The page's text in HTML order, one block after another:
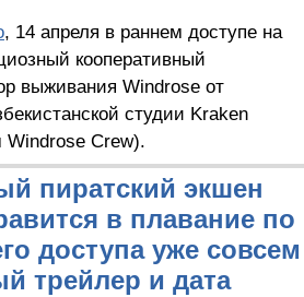
, 14 апреля в раннем доступе на
кооперативный
выживания Windrose от
студии Kraken
Crew).
пиратский экшен
в плавание по
доступа уже совсем
трейлер и дата